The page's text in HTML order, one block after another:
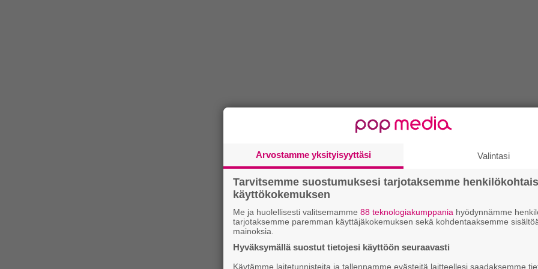
Arvostamme yksityisyyttäsi Valintasi
Tarvitsemme suostumuksesi tarjotaksemme
käyttökokemuksen
Me ja huolellisesti valitsemamme 88 teknologiakumppania hyödynnämme
tarjotaksemme paremman käyttäjäkokemuksen sekä kohdentaaksemme
mainoksia.
Hyväksymällä suostut tietojesi käyttöön seuraavasti
Käytämme laitetunnisteita ja tallennamme evästeitä laitteellesi saadaksemme